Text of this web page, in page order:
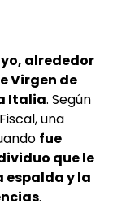
alrededor
Virgen de
Italia. Según
una
fue
que le
espalda y la
.